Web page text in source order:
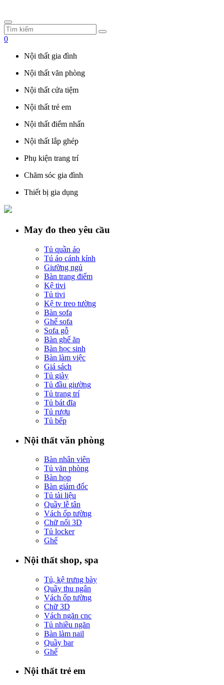
0
Nội thất gia đình
Nội thất văn phòng
Nội thất cửa tiệm
Nội thất trẻ em
Nội thất điểm nhấn
Nội thất lắp ghép
Phụ kiện trang trí
Chăm sóc gia đình
Thiết bị gia dụng
May đo theo yêu cầu
Tủ quần áo
Tú áo cánh kính
Giường ngủ
Bàn trang điểm
Kệ tivi
Tủ tivi
Kệ tv treo tường
Bàn sofa
Ghế sofa
Sofa gỗ
Bàn ghế ăn
Bàn học sinh
Bàn làm việc
Giá sách
Tủ giày
Tủ đầu giường
Tủ trang trí
Tủ bát đĩa
Tủ rượu
Tủ bếp
Nội thất văn phòng
Bàn nhân viên
Tủ văn phòng
Bàn họp
Bàn giám đốc
Tủ tài liệu
Quầy lễ tân
Vách ốp tường
Chữ nổi 3D
Tủ locker
Ghế
Nội thất shop, spa
Tủ, kệ trưng bày
Quầy thu ngân
Vách ốp tường
Chữ 3D
Vách ngăn cnc
Tủ nhiều ngăn
Bàn làm nail
Quầy bar
Ghế
Nội thất trẻ em